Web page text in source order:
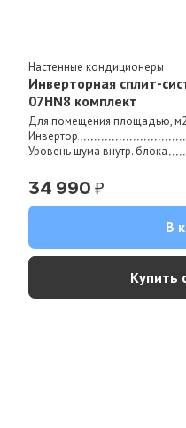
Настенные кондиционеры
Инверторная сплит-
07HN8 комплект
Для помещения площадью, м2
Инвертор
Уровень шума внутр. блока
34 990 ₽
В
Купить